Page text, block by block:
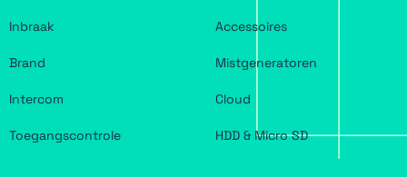
Inbraak
Brand
Intercom
Toegangscontrole
Accessoires
Mistgeneratoren
Cloud
HDD & Micro SD